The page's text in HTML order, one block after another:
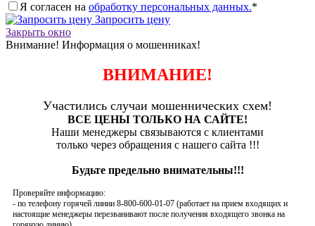
Я согласен на обработку персональных данных.*
Запросить цену
Закрыть окно
Внимание! Информация о мошенниках!
ВНИМАНИЕ!
Участились случаи мошеннических схем!
ВСЕ ЦЕНЫ ТОЛЬКО НА САЙТЕ!
Наши менеджеры связываются с клиентами
только через обращения с нашего сайта !!!
Будьте предельно внимательны!!!
Проверяйте информацию:
- по телефону горячей линии 8-800-600-01-07 (работает на прием входящих и
настоящие менеджеры перезванивают после получения входящего звонка на